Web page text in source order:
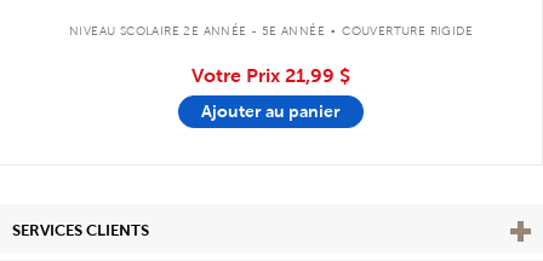
NIVEAU SCOLAIRE 2E ANNÉE - 5E ANNÉE . COUVERTURE RIGIDE
Votre Prix 21,99 $
Ajouter au panier
SERVICES CLIENTS